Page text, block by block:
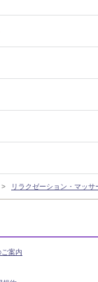
リラクゼーション・マッ
案内